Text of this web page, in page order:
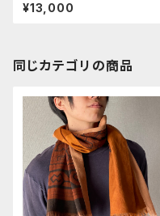
ンの泥染め 焦茶の中に途中
¥13,000
同じカテゴリの商品